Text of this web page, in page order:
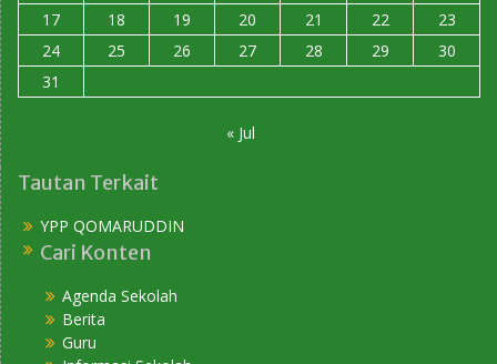
17
18 19 20 21 22
23
24
25 26 27 28 29
30
31
« Jul
Tautan Terkait
YPP QOMARUDDIN
Cari Konten
Agenda Sekolah
Berita
Guru